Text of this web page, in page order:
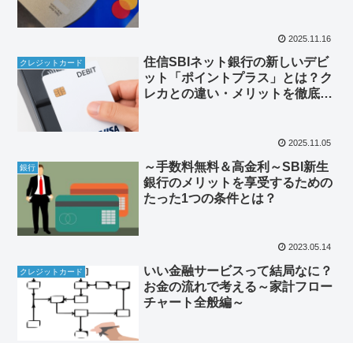
2025.11.16
クレジットカード
住信SBIネット銀行の新しいデビ
ット「ポイントプラス」とは？ク
レカとの違い・メリットを徹底解
2025.11.05
銀行
～手数料無料＆高金利～SBI新生
銀行のメリットを享受するための
たった1つの条件とは？
2023.05.14
クレジットカード
いい金融サービスって結局なに？
お金の流れで考える～家計フロー
チャート全般編～